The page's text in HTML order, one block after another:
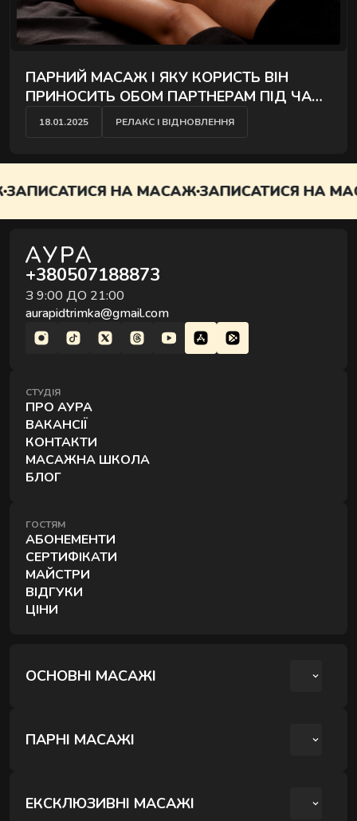
ПАРНИЙ МАСАЖ І ЯКУ КОРИСТЬ ВІН
ПРИНОСИТЬ ОБОМ ПАРТНЕРАМ ПІД ЧАС
СПІЛЬНОЇ СЕСІЇ
18.01.2025 РЕЛАКС І ВІДНОВЛЕННЯ
НА МАСАЖЗАПИСАТИСЯ НА МАСАЖ
+380507188873
З 9:00 ДО 21:00
aurapidtrimka@gmail.com
СТУДІЯ
ПРО АУРА
ВАКАНСІЇ
КОНТАКТИ
МАСАЖНА ШКОЛА
БЛОГ
ГОСТЯМ
АБОНЕМЕНТИ
СЕРТИФІКАТИ
МАЙСТРИ
ВІДГУКИ
ЦІНИ
ОСНОВНІ МАСАЖІ
СПОРТИВНИЙ МАСАЖ
АНТИЦЕЛЮЛІТНИЙ МАСАЖ
МАСАЖ ОБЛИЧЧЯ
ПАРНІ МАСАЖІ
КРЕОЛЬСЬКИЙ ПАРНИЙ РЕЛАКС
ПАРНИЙ РЕЛАКС МАСАЖ
ЕКСКЛЮЗИВНІ МАСАЖІ